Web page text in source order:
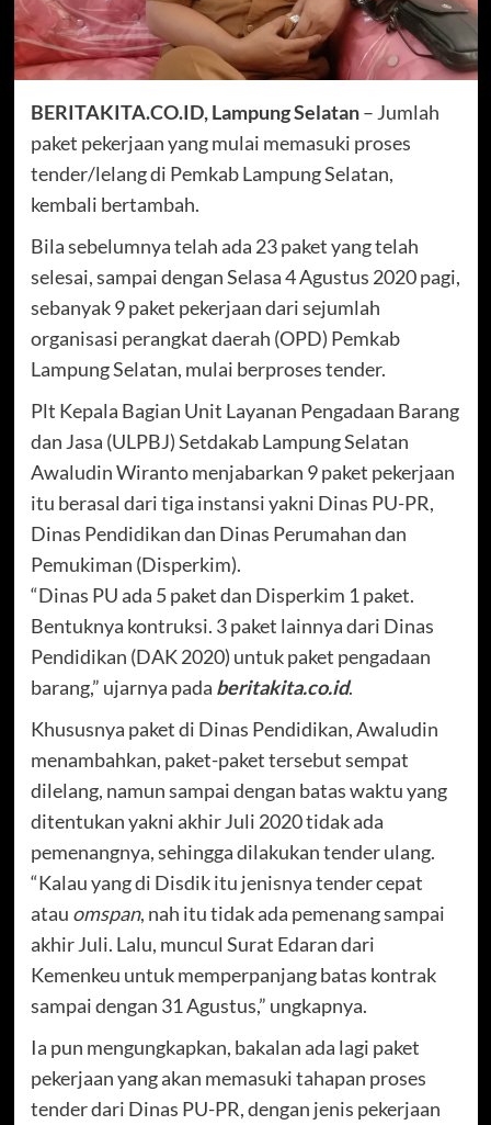
BERITAKITA.CO.ID, Lampung Selatan– Jumlah
paket pekerjaan yang mulai memasuki proses
tender/lelang di Pemkab Lampung Selatan,
kembali bertambah.
Bila sebelumnya telah ada 23 paket yang telah
selesai, sampai dengan Selasa 4 Agustus 2020 pagi,
sebanyak 9 paket pekerjaan dari sejumlah
organisasi perangkat daerah (OPD) Pemkab
Lampung Selatan, mulai berproses tender.
Plt Kepala Bagian Unit Layanan Pengadaan Barang
dan Jasa (ULPBJ) Setdakab Lampung Selatan
Awaludin Wiranto menjabarkan 9 paket pekerjaan
itu berasal dari tiga instansi yakni Dinas PU-PR,
Dinas Pendidikan dan Dinas Perumahan dan
Pemukiman (Disperkim).
“Dinas PU ada 5 paket dan Disperkim 1 paket.
Bentuknya kontruksi. 3 paket lainnya dari Dinas
Pendidikan (DAK 2020) untuk paket pengadaan
barang,” ujarnya pada beritakita.co.id.
Khususnya paket di Dinas Pendidikan, Awaludin
menambahkan, paket-paket tersebut sempat
dilelang, namun sampai dengan batas waktu yang
ditentukan yakni akhir Juli 2020 tidak ada
pemenangnya, sehingga dilakukan tender ulang.
“Kalau yang di Disdik itu jenisnya tender cepat
atau omspan, nah itu tidak ada pemenang sampai
akhir Juli. Lalu, muncul Surat Edaran dari
Kemenkeu untuk memperpanjang batas kontrak
sampai dengan 31 Agustus,” ungkapnya.
Ia pun mengungkapkan, bakalan ada lagi paket
pekerjaan yang akan memasuki tahapan proses
tender dari Dinas PU-PR, dengan jenis pekerjaan